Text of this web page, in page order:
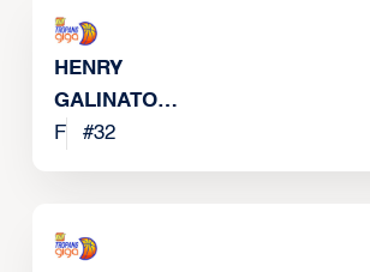
HENRY
GALINATO,
JR.
F #32